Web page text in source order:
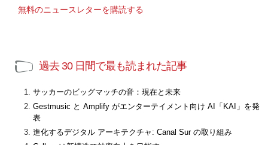
無料のニュースレターを購読する
過去 30 日間で最も読まれた記事
サッカーのビッグマッチの音：現在と未来
Gestmusic と Amplify がエンターテイメント向け AI「KAI」を発
表
進化するデジタル アーキテクチャ: Canal Sur の取り組み